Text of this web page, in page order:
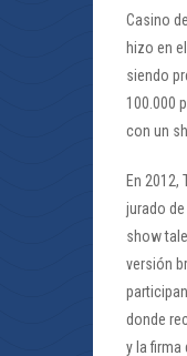
Casino
hizo en
siendo
100.000
con un
En
jurado
show
versión
donde
y la firma